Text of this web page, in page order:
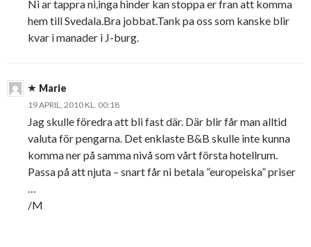
Ni ar tappra ni,inga hinder kan stoppa er fran att komma
hem till Svedala.Bra jobbat.Tank pa oss som kanske blir
kvar i manader i J-burg.
Marie
19 APRIL, 2010 KL. 00:18
Jag skulle föredra att bli fast där. Där blir får man alltid
valuta för pengarna. Det enklaste B&B skulle inte kunna
komma ner på samma nivå som vårt första hotellrum.
Passa på att njuta – snart får ni betala ”europeiska” priser
/M